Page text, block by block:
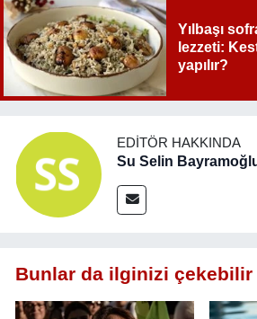
Yılbaşı
lezzeti:
yapılır?
EDITÖR HAKKINDA
Su Selin
Bunlar da ilginizi çekebilir